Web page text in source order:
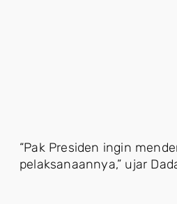
“Pak Presiden ingin
pelaksanaannya,” ujar